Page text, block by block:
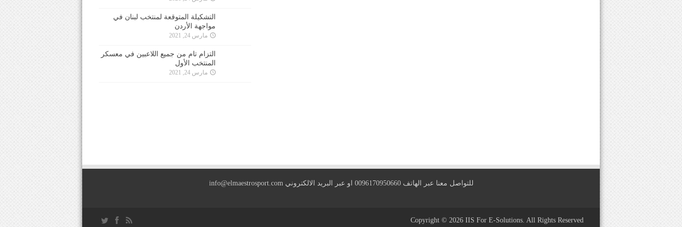
التشكيلة المتوقعة لمنتخب لبنان في
مواجهة الأردن
مارس 24, 2021
التزام تام من جميع اللاعبين في معسكر
المنتخب الأول
مارس 24, 2021
للتواصل معنا عبر الهاتف 0096170950660 او عبر البريد الالكتروني info@elmaestrosport.com
Copyright © 2026 IIS For E-Solutions. All Rights Reserved